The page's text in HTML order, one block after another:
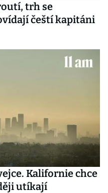
trh se
čeští kapitáni
Kalifornie chce
utíkají